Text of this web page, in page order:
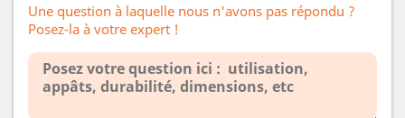
Une question à laquelle nous n'avons pas répondu ?
Posez-la à votre expert !